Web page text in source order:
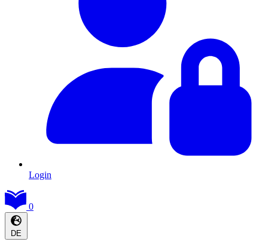
Login
0
DE